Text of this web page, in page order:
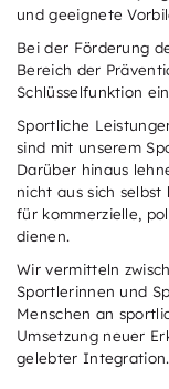
und geeignete
Bei der Förderung
Bereich der
Schlüsselfunktion
Sportliche
sind mit unserem
Darüber hinaus
nicht aus sich selbst
für kommerzielle,
dienen.
Wir vermitteln
Sportlerinnen und
Menschen an
Umsetzung neuer
gelebter Integration.